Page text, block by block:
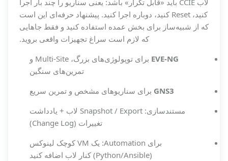
لاب CCIE باید «قابل تکرار» باشد: یعنی سناریو را چند بار اجرا
کنید، Reset کنید، دوباره اجرا کنید. پیشنهاد حرفه‌ای این است
که از شبیه‌ساز برای بخش عمده استفاده کنید و فقط جاهایی
که لازم است سراغ تجهیزات واقعی بروید.
EVE-NG
برای توپولوژی‌های بزرگ، Multi-Site و
تمرین‌های سنگین
GNS3 برای سناریوهای مشخص و تمرین سریع
مستندسازی: Snapshot / Export لاب + یادداشت
تغییرات (Change Log)
برای Automation: یک VM کوچک لینوکس
(Python/Ansible) کنار لاب اضافه کنید